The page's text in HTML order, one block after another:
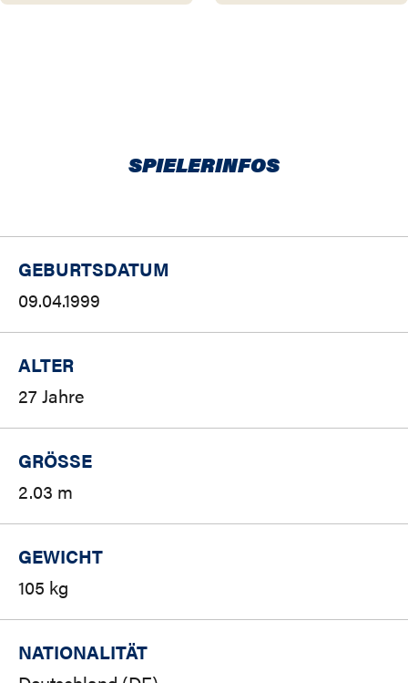
SPIELERINFOS
GEBURTSDATUM
09.04.1999
ALTER
27 Jahre
GRÖSSE
2.03 m
GEWICHT
105 kg
NATIONALITÄT